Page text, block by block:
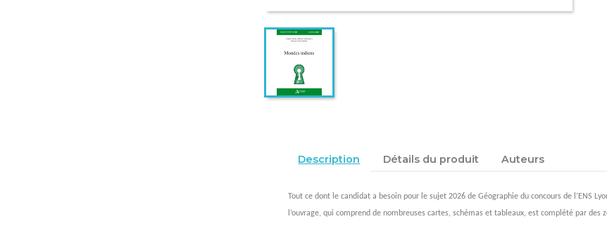
Description Détails du produit Auteurs
Tout ce dont le candidat a besoin pour le sujet 2026 de Géographie du concours de l’ENS
l’ouvrage, qui comprend de nombreuses cartes, schémas et tableaux, est complété par des